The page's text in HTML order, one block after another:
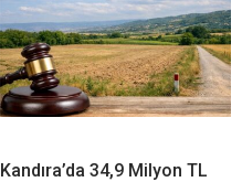
Kandıra’da 34,9 Milyon TL